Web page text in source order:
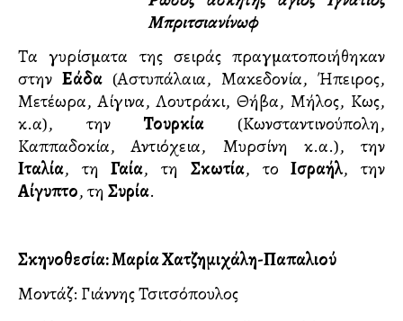
Μπριτσιανίνωφ
Τα γυρίσματα της σειράς πραγματοποιήθηκαν
στην Ελλάδα (Αστυπάλαια, Μακεδονία, Ήπειρος,
Μετέωρα, Αίγινα, Λουτράκι, Θήβα, Μήλος, Κως,
κ.α), την Τουρκία (Κωνσταντινούπολη,
Καππαδοκία, Αντιόχεια, Μυρσίνη κ.α.), την
Ιταλία, τηΓαλλία, τη Σκωτία, τοΙσραήλ, την
Αίγυπτο, τη Συρία.
Σκηνοθεσία: Μαρία Χατζημιχάλη-Παπαλιού
Μοντάζ: Γιάννης Τσιτσόπουλος